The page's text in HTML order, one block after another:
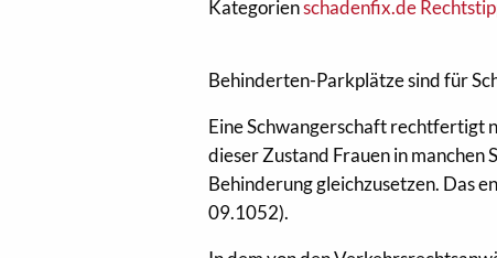
Kategorienschadenfix.de
Behinderten-Parkplätze sind für
Eine Schwangerschaft rechtfertigt
dieser Zustand Frauen in
Behinderung gleichzusetzen. Das
09.1052).